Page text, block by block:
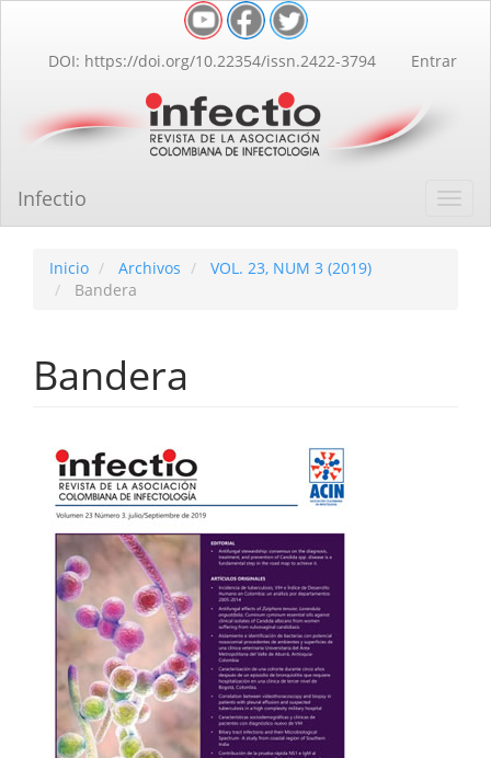
Contenido
principal
lateral
DOI: https://doi.org/10.22354/issn.2422-3794 Entrar
Infectio
Inicio Archivos
VOL. 23, NUM 3 (2019)
Bandera
Bandera
Barra
lateral
del
artículo